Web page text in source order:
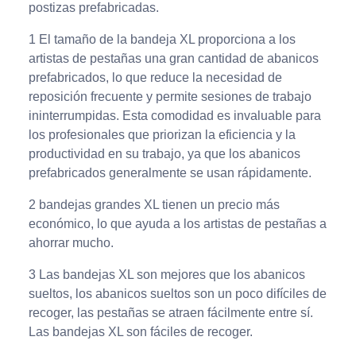
postizas prefabricadas.
1 El tamaño de la bandeja XL proporciona a los
artistas de pestañas una gran cantidad de abanicos
prefabricados, lo que reduce la necesidad de
reposición frecuente y permite sesiones de trabajo
ininterrumpidas. Esta comodidad es invaluable para
los profesionales que priorizan la eficiencia y la
productividad en su trabajo, ya que los abanicos
prefabricados generalmente se usan rápidamente.
2 bandejas grandes XL tienen un precio más
económico, lo que ayuda a los artistas de pestañas a
ahorrar mucho.
3 Las bandejas XL son mejores que los abanicos
sueltos, los abanicos sueltos son un poco difíciles de
recoger, las pestañas se atraen fácilmente entre sí.
Las bandejas XL son fáciles de recoger.